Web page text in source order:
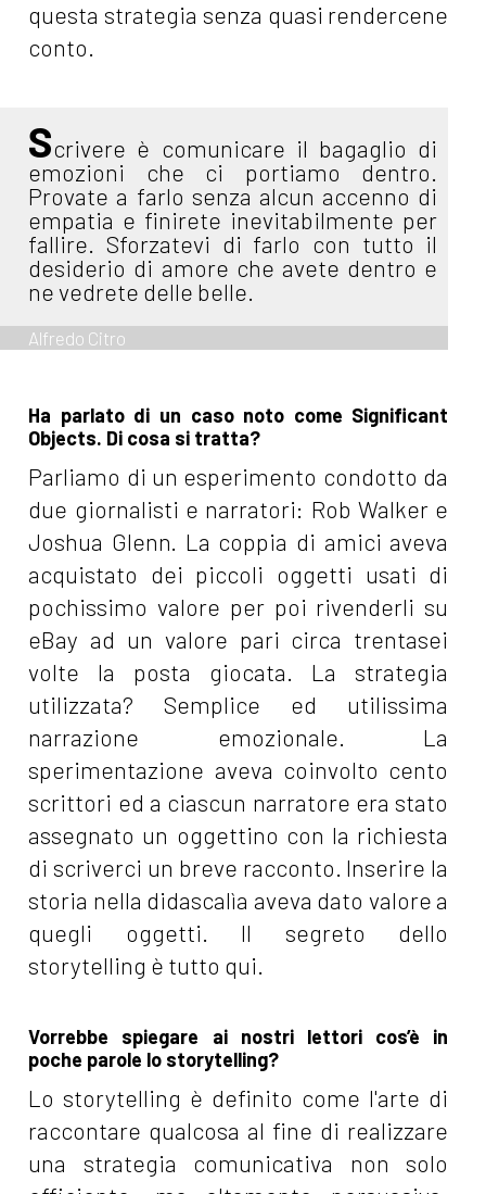
questa strategia senza quasi rendercene
conto.
Scrivere è comunicare il bagaglio di
emozioni che ci portiamo dentro.
Provate a farlo senza alcun accenno di
empatia e finirete inevitabilmente per
fallire. Sforzatevi di farlo con tutto il
desiderio di amore che avete dentro e
ne vedrete delle belle.
Alfredo Citro
Ha parlato di un caso noto come Significant
Objects. Di cosa si tratta?
Parliamo di un esperimento condotto da
due giornalisti e narratori: Rob Walker e
Joshua Glenn. La coppia di amici aveva
acquistato dei piccoli oggetti usati di
pochissimo valore per poi rivenderli su
eBay ad un valore pari circa trentasei
volte la posta giocata. La strategia
utilizzata? Semplice ed utilissima
narrazione emozionale. La
sperimentazione aveva coinvolto cento
scrittori ed a ciascun narratore era stato
assegnato un oggettino con la richiesta
di scriverci un breve racconto. Inserire la
storia nella didascalìa aveva dato valore a
quegli oggetti. Il segreto dello
storytelling è tutto qui.
Vorrebbe spiegare ai nostri lettori cos’è in
poche parole lo storytelling?
Lo storytelling è definito come l'arte di
raccontare qualcosa al fine di realizzare
una strategia comunicativa non solo